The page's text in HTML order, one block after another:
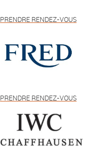
PRENDRE RENDEZ-VOUS
PRENDRE RENDEZ-VOUS